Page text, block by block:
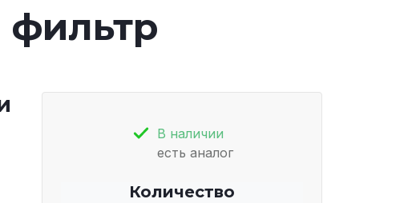
фильтр
В наличии
есть аналог
Количество